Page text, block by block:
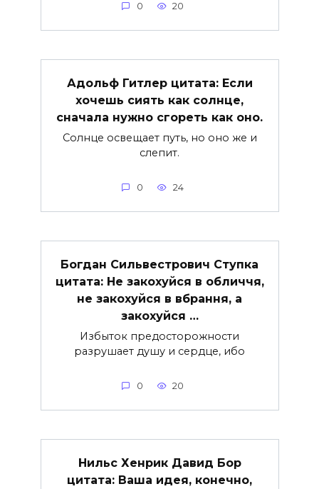
0 20
Адольф Гитлер цитата: Если
хочешь сиять как солнце,
сначала нужно сгореть как оно.
Солнце освещает путь, но оно же и
слепит.
0 24
Богдан Сильвестрович Ступка
цитата: Не закохуйся в обличчя,
не закохуйся в вбрання, а
закохуйся …
Избыток предосторожности
разрушает душу и сердце, ибо
0 20
Нильс Хенрик Давид Бор
цитата: Ваша идея, конечно,